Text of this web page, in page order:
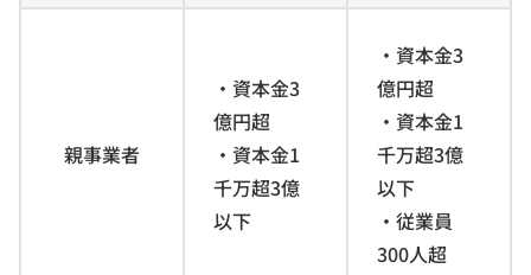
親事業者
・資本金3
億円超
・資本金1
千万超3億
以下
・資本金3
億円超
・資本金1
千万超3億
以下
・従業員
300人超